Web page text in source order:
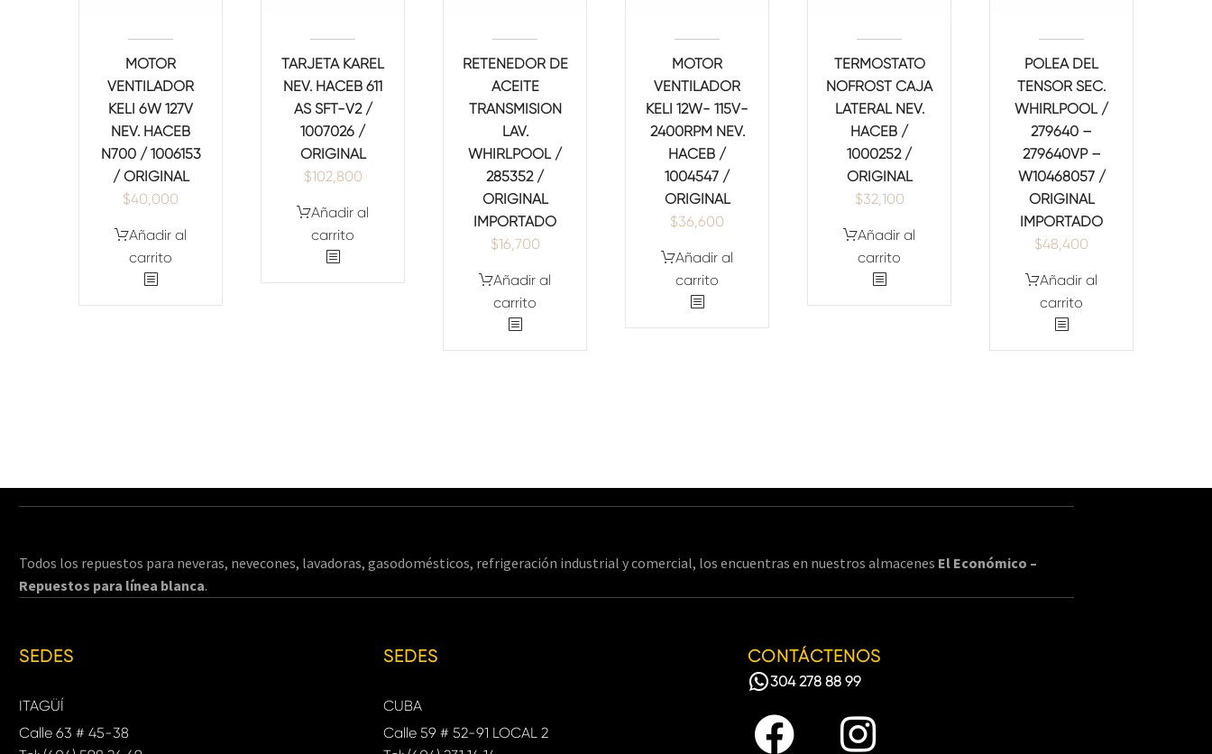
MOTOR
VENTILADOR
KELI 6W 127V
NEV. HACEB
N700 / 1006153
/ ORIGINAL
$40,000
Añadir al
carrito
TARJETA KAREL
NEV. HACEB 611
AS SFT-V2 /
1007026 /
ORIGINAL
$102,800
Añadir al
carrito
RETENEDOR DE
ACEITE
TRANSMISION
LAV.
WHIRLPOOL /
285352 /
ORIGINAL
IMPORTADO
$16,700
Añadir al
carrito
MOTOR
VENTILADOR
KELI 12W- 115V-
2400RPM NEV.
HACEB /
1004547 /
ORIGINAL
$36,600
Añadir al
carrito
TERMOSTATO
NOFROST CAJA
LATERAL NEV.
HACEB /
1000252 /
ORIGINAL
$32,100
Añadir al
carrito
POLEA DEL
TENSOR SEC.
WHIRLPOOL /
279640 –
279640VP –
W10468057 /
ORIGINAL
IMPORTADO
$48,400
Añadir al
carrito
Todos los repuestos para neveras, nevecones, lavadoras, gasodomésticos, refrigeración industrial y comercial, los encuentras en nuestros almacenes El Económico –
Repuestos para línea blanca.
SEDES
ITAGÜÍ
Calle 63 # 45-38
SEDES
CUBA
Calle 59 # 52-91 LOCAL 2
CONTÁCTENOS
304 278 88 99